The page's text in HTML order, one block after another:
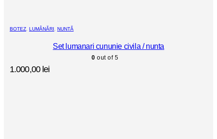
BOTEZ LUMÂNĂRI NUNTĂ
Set lumanari cununie civila / nunta
0 out of 5
1.000,00 lei